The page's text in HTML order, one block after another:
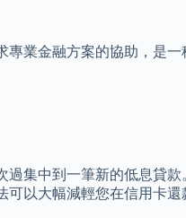
業金融方案的協助，是
集中到一筆新的低息貸
以大幅減輕您在信用卡還